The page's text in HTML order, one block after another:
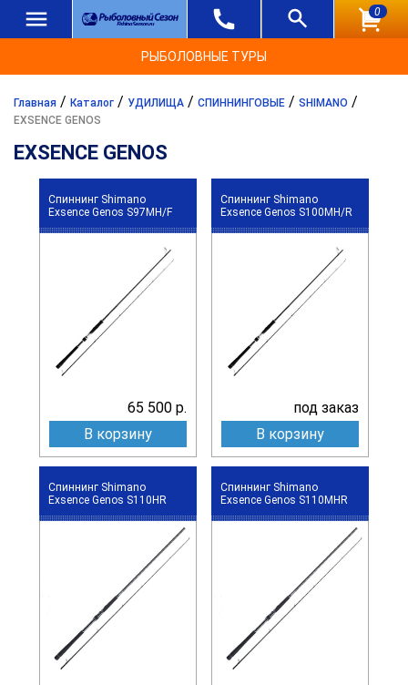
0
РЫБОЛОВНЫЕ ТУРЫ
Главная / Каталог / УДИЛИЩА / СПИННИНГОВЫЕ / SHIMANO /
EXSENCE GENOS
EXSENCE GENOS
Спиннинг Shimano
Exsence Genos S97MH/F
65 500 р.
В корзину
Спиннинг Shimano
Exsence Genos S100MH/R
под заказ
В корзину
Спиннинг Shimano
Exsence Genos S110HR
Спиннинг Shimano
Exsence Genos S110MHR